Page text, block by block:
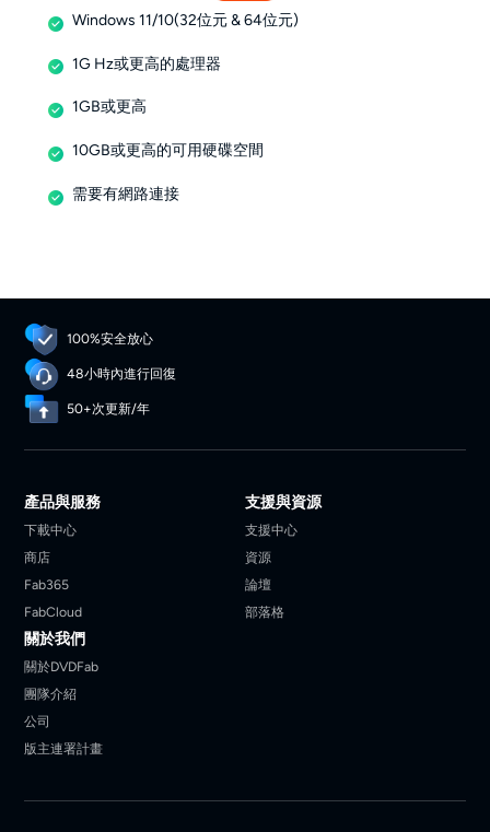
Windows 11/10(32位元 & 64位元)
1G Hz或更高的處理器
1GB或更高
10GB或更高的可用硬碟空間
需要有網路連接
100%安全放心
48小時內進行回復
50+次更新/年
產品與服務
下載中心
商店
Fab365
FabCloud
支援與資源
支援中心
資源
論壇
部落格
關於我們
關於DVDFab
團隊介紹
公司
版主連署計畫